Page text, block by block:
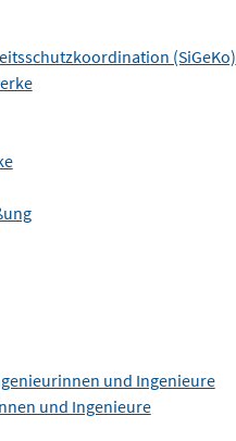
(SiGeKo)
und Ingenieure
und Ingenieure